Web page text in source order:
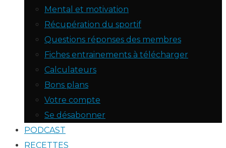
Mental et motivation
Récupération du sportif
Questions réponses des membres
Fiches entrainements à télécharger
Calculateurs
Bons plans
Votre compte
Se désabonner
PODCAST
RECETTES